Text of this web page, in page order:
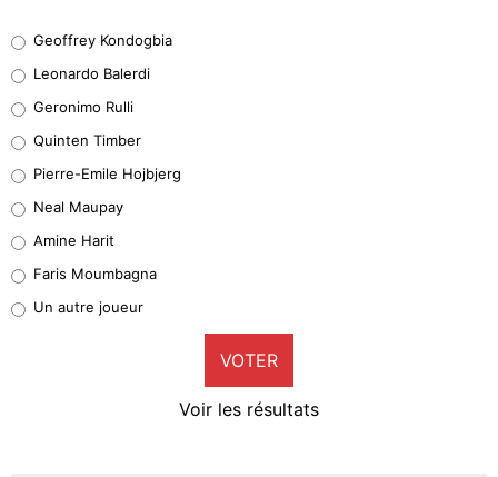
38%
32%
5%
1%
9%
Geoffrey Kondogbia
Leonardo Balerdi
Geronimo Rulli
Quinten Timber
Pierre-Emile Hojbjerg
Neal Maupay
Amine Harit
Faris Moumbagna
Un autre joueur
VOTER
Voir les résultats